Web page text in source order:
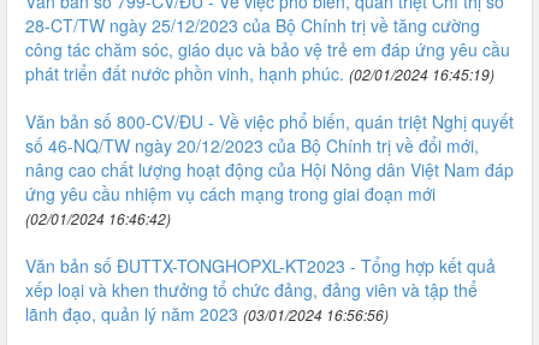
28-CT/TW ngày 25/12/2023 của Bộ Chính trị về tăng cường
công tác chăm sóc, giáo dục và bảo vệ trẻ em đáp ứng yêu cầu
phát triển đất nước phồn vinh, hạnh phúc. (02/01/2024 16:45:19)
Văn bản số 800-CV/ĐU - Về việc phổ biến, quán triệt Nghị quyết
số 46-NQ/TW ngày 20/12/2023 của Bộ Chính trị về đổi mới,
nâng cao chất lượng hoạt động của Hội Nông dân Việt Nam đáp
ứng yêu cầu nhiệm vụ cách mạng trong giai đoạn mới
(02/01/2024 16:46:42)
Văn bản số ĐUTTX-TONGHOPXL-KT2023 - Tổng hợp kết quả
xếp loại và khen thưởng tổ chức đảng, đảng viên và tập thể
lãnh đạo, quản lý năm 2023 (03/01/2024 16:56:56)